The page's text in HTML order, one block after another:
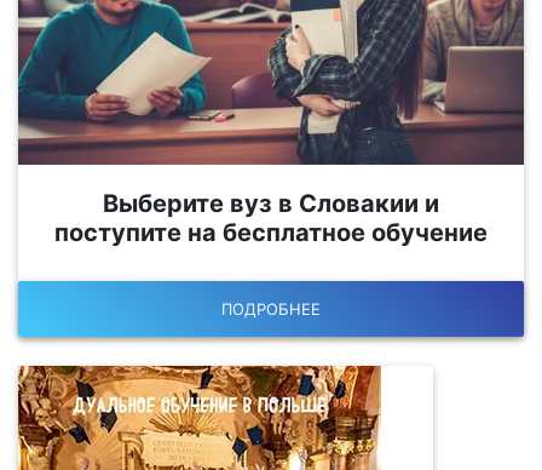
Выберите вуз в Словакии и
поступите на бесплатное обучение
ПОДРОБНЕЕ